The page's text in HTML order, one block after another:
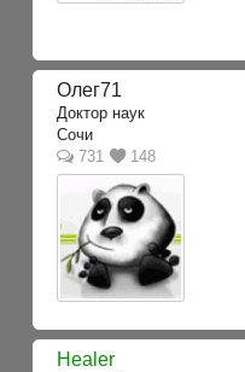
Олег71
Доктор наук
Сочи
731
148
Healer